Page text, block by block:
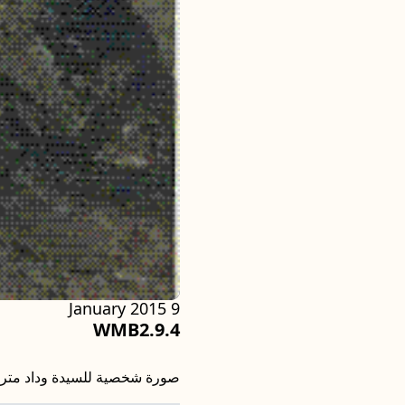
WMB2.9.4
9 January 2015
صورة شخصية للسيدة وداد